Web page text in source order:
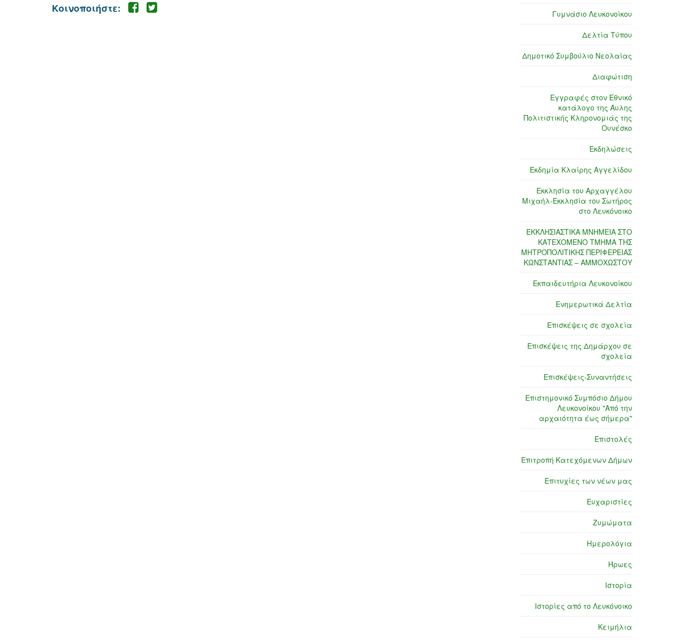
Κοινοποιήστε: Γυμνάσιο Λευκονοίκου
Δελτία Τύπου
Δημοτικό Συμβούλιο Νεολαίας
Διαφώτιση
Εγγραφές στον Εθνικό
κατάλογο της Άυλης
Πολιτιστικής Κληρονομιάς της
Ουνέσκο
Εκδηλώσεις
Εκδημία Κλαίρης Αγγελίδου
Εκκλησία του Αρχαγγέλου
Μιχαήλ-Εκκλησία του Σωτήρος
στο Λευκόνοικο
ΕΚΚΛΗΣΙΑΣΤΙΚΑ ΜΝΗΜΕΙΑ ΣΤΟ
ΚΑΤΕΧΟΜΕΝΟ ΤΜΗΜΑ ΤΗΣ
ΜΗΤΡΟΠΟΛΙΤΙΚΗΣ ΠΕΡΙΦΕΡΕΙΑΣ
ΚΩΝΣΤΑΝΤΙΑΣ – ΑΜΜΟΧΩΣΤΟΥ
Εκπαιδευτήρια Λευκονοίκου
Ενημερωτικά Δελτία
Επισκέψεις σε σχολεία
Επισκέψεις της Δημάρχου σε
σχολεία
Επισκέψεις-Συναντήσεις
Επιστημονικό Συμπόσιο Δήμου
Λευκονοίκου "Από την
αρχαιότητα έως σήμερα"
Επιστολές
Επιτροπή Κατεχόμενων Δήμων
Επιτυχίες των νέων μας
Ευχαριστίες
Ζυμώματα
Ημερολόγια
Ήρωες
Ιστορία
Ιστορίες από το Λευκόνοικο
Κειμήλια